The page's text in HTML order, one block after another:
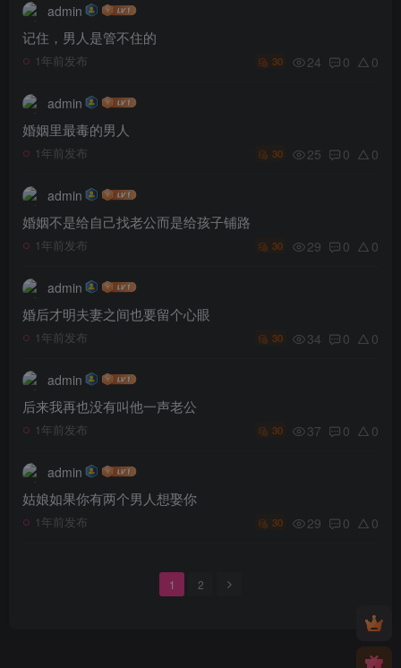
admin
记住，男人是管不住的
1年前发布 30 24 0 0
admin
婚姻里最毒的男人
1年前发布 30 25 0 0
admin
婚姻不是给自己找老公而是给孩子铺路
1年前发布 30 29 0 0
admin
婚后才明夫妻之间也要留个心眼
1年前发布 30 34 0 0
admin
后来我再也没有叫他一声老公
1年前发布 30 37 0 0
admin
姑娘如果你有两个男人想娶你
1年前发布 30 29 0 0
1 2